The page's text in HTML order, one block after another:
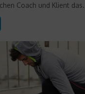
Coach und Klient